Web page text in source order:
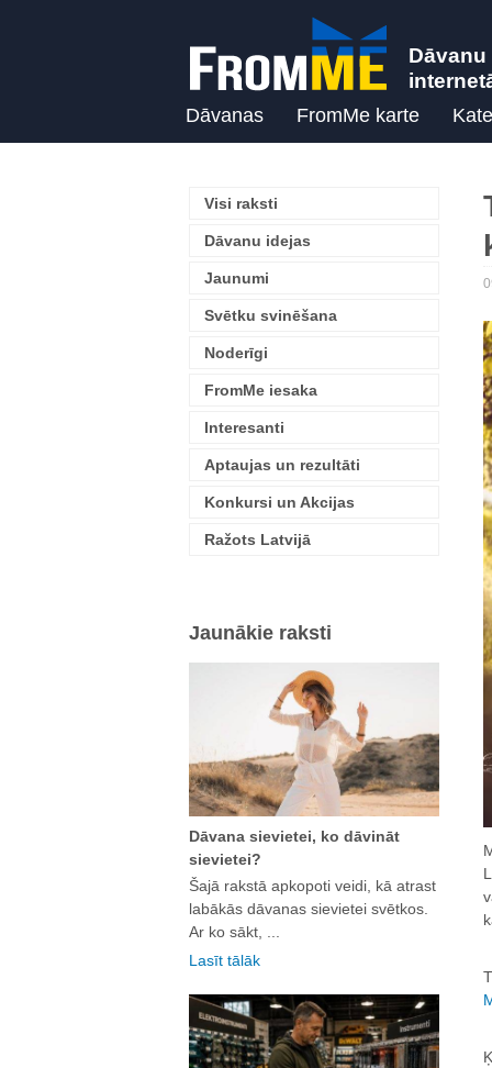
Dāvanas FromMe karte
Visi raksti
Dāvanu idejas
Jaunumi
Svētku svinēšana
Noderīgi
FromMe iesaka
Interesanti
Aptaujas un rezultāti
Konkursi un Akcijas
Ražots Latvijā
Jaunākie raksti
Dāvana sievietei, ko dāvināt
sievietei?
Šajā rakstā apkopoti veidi, kā atrast
labākās dāvanas sievietei svētkos.
Ar ko sākt, ...
Lasīt tālāk